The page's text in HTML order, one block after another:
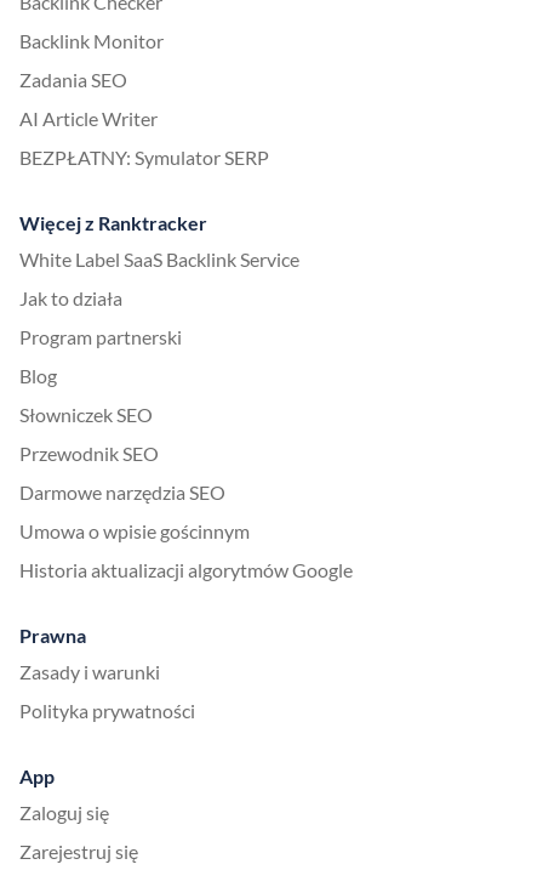
Backlink Monitor
Zadania SEO
AI Article Writer
BEZPŁATNY: Symulator SERP
Więcej z Ranktracker
White Label SaaS Backlink Service
Jak to działa
Program partnerski
Blog
Słowniczek SEO
Przewodnik SEO
Darmowe narzędzia SEO
Umowa o wpisie gościnnym
Historia aktualizacji algorytmów Google
Prawna
Zasady i warunki
Polityka prywatności
App
Zaloguj się
Zarejestruj się